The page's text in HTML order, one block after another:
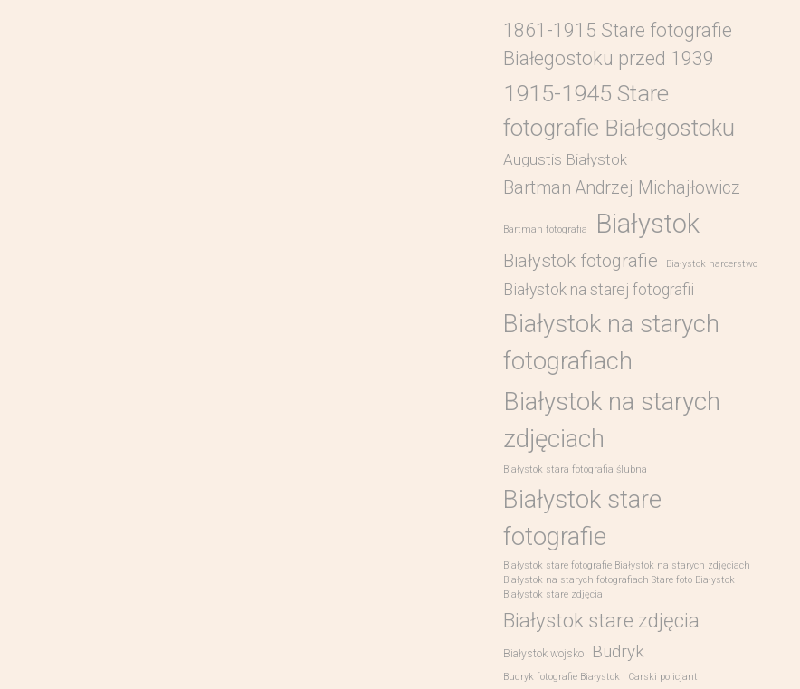
1861-1915 Stare fotografie
Białegostoku przed 1939
1915-1945 Stare
fotografie Białegostoku
Augustis Białystok
Bartman Andrzej Michajłowicz
Bartman fotografia Białystok
Białystok fotografie Białystok harcerstwo
Białystok na starej fotografii
Białystok na starych
fotografiach
Białystok na starych
zdjęciach
Białystok stara fotografia ślubna
Białystok stare
fotografie
Białystok stare fotografie Białystok na starych zdjęciach
Białystok na starych fotografiach Stare foto Białystok
Białystok stare zdjęcia
Białystok stare zdjęcia
Białystok wojsko Budryk
Budryk fotografie Białystok
Carski policjant